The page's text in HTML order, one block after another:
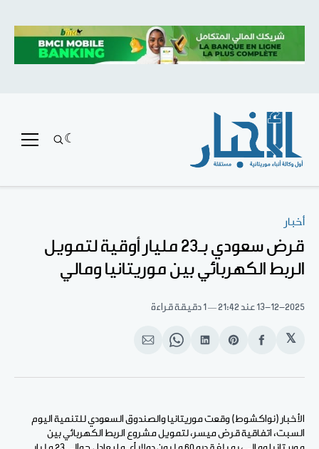
أخبار
قرض سعودي بـ23 مليار أوقية لتمويل
الربط الكهربائي بين موريتانيا ومالي
13-12-2025 عند 21:42 1 دقيقة قراءة
𝕏
انشر
الفيسبوك
Share
Pinterest
انشر
لينكد
Share
WhatsApp
انشر
الإيميل
الأخبار (نواكشوط) وقعت موريتانيا والصندوق السعودي للتنمية اليوم
السبت، اتفاقية قرض ميسر، لتمويل مشروع الربط الكهربائي بين